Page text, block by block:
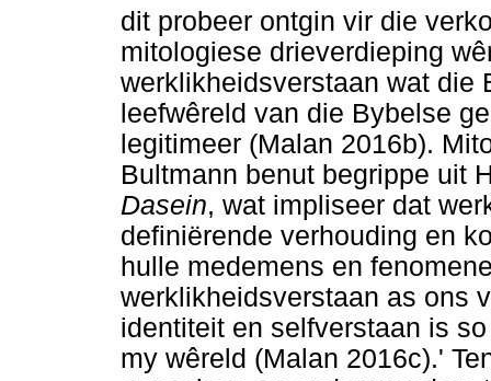
dit probeer ontgin vir die
mitologiese drieverdieping
werklikheidsverstaan wat die
leefwêreld van die Bybelse
legitimeer (Malan 2016b).
Bultmann benut begrippe uit
Dasein, wat impliseer dat
definiërende verhouding en
hulle medemens en
werklikheidsverstaan as ons
identiteit en selfverstaan is
my wêreld (Malan 2016c).'